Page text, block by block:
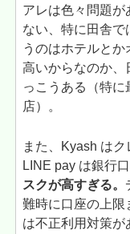
アレは色々問題が
ない、特に田舎
うのはホテルと
高いからなのか、
っこうある（特
店）。
また、Kyash はク
LINE pay は銀行
スクが高すぎる。
難時に口座の上限
は不正利用対策